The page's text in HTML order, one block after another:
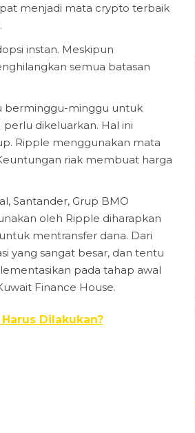
menjadi mata crypto terbaik
instan. Meskipun
semua batasan
berminggu-minggu untuk
perlu dikeluarkan. Hal ini
Ripple menggunakan mata
riak membuat harga
Santander, Grup BMO
oleh Ripple diharapkan
mentransfer dana. Dari
yang sangat besar, dan tentu
pada tahap awal
Finance House.
Dilakukan?